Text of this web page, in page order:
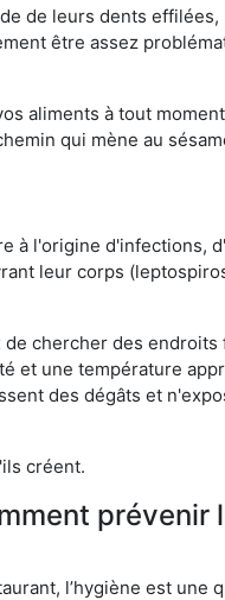
de leurs dents
être assez
aliments à tout
qui mène au
à l'origine d'infections,
leur corps
chercher des
et une température
des dégâts et
créent.
prévenir
l’hygiène est une